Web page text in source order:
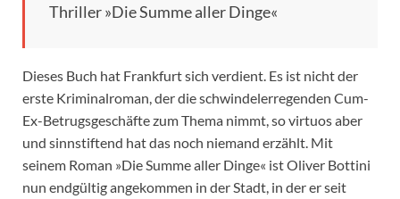
Thriller »Die Summe aller Dinge«
Dieses Buch hat Frankfurt sich verdient. Es ist nicht der
erste Kriminalroman, der die schwindelerregenden Cum-
Ex-Betrugsgeschäfte zum Thema nimmt, so virtuos aber
und sinnstiftend hat das noch niemand erzählt. Mit
seinem Roman »Die Summe aller Dinge« ist Oliver Bottini
nun endgültig angekommen in der Stadt, in der er seit